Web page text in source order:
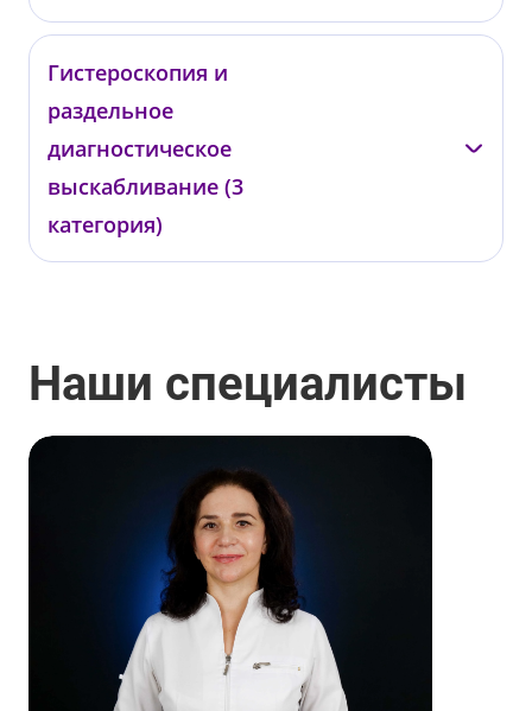
Подольская Т.В.
ГРВ02
от 66 000 ₽
Гистероскопия и
раздельное
диагностическое
выскабливание (3
категория)
от 77 000 ₽
Наши специалисты